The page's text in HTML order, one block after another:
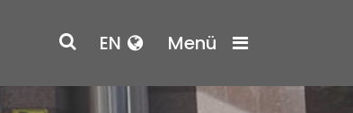
EN Menü